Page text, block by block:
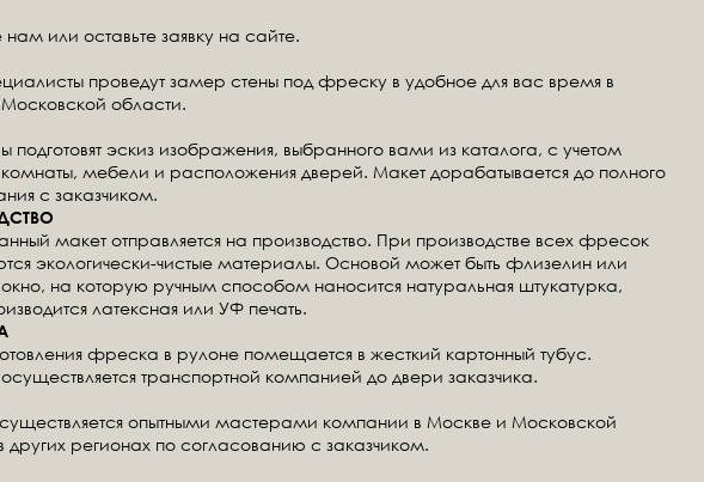
нам или оставьте заявку на сайте.
проведут замер стены под фреску в удобное для вас время в
области.
подготовят эскиз изображения, выбранного вами из каталога, с учетом
мебели и расположения дверей. Макет дорабатывается до полного
с заказчиком.
макет отправляется на производство. При производстве всех фресок
экологически-чистые материалы. Основой может быть флизелин или
на которую ручным способом наносится натуральная штукатурка,
латексная или УФ печать.
фреска в рулоне помещается в жесткий картонный тубус.
транспортной компанией до двери заказчика.
опытными мастерами компании в Москве и Московской
других регионах по согласованию с заказчиком.